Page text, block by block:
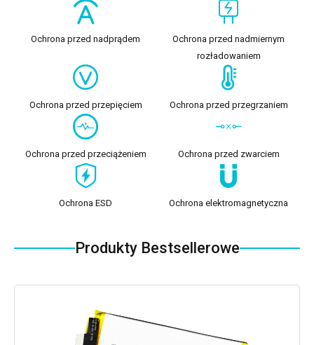
Ochrona przed nadprądem
Ochrona przed nadmiernym
rozładowaniem
Ochrona przed przepięciem Ochrona przed przegrzaniem
Ochrona przed przeciążeniem Ochrona przed zwarciem
Ochrona ESD Ochrona elektromagnetyczna
Produkty Bestsellerowe